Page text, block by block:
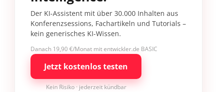
Der KI-Assistent mit über 30.000 Inhalten aus
Konferenzsessions, Fachartikeln und Tutorials –
kein generisches KI-Wissen.
Danach 19,90 €/Monat mit entwickler.de BASIC
Jetzt kostenlos testen
Kein Risiko · jederzeit kündbar